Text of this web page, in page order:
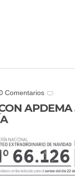
Comentarios